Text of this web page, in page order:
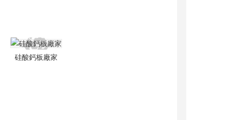
硅酸鈣板廠家